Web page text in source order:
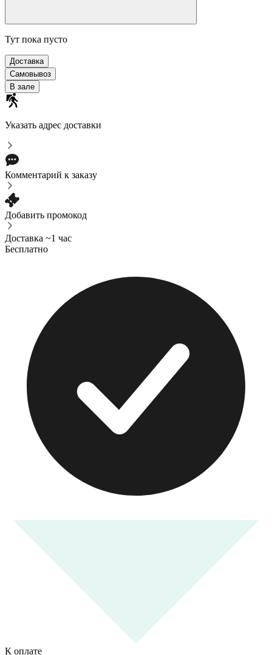
Тут пока пусто
Доставка
Самовывоз
В зале
Указать адрес доставки
Комментарий к заказу
Добавить промокод
Доставка ~1 час
Бесплатно
К оплате